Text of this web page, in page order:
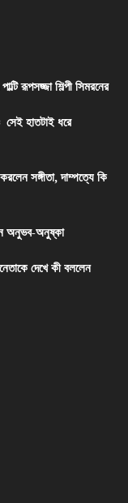
রূপসজ্জা শিল্পী সিমরনের
সেই হাতটাই ধরে
সঙ্গীতা, দাম্পত্যে কি
অনুভব-অনুষ্কা
দেখে কী বললেন